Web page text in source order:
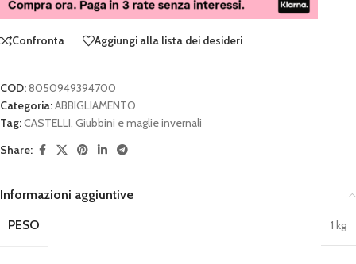
Confronta Aggiungi alla lista dei desideri
COD:8050949394700
Categoria:ABBIGLIAMENTO
Tag:CASTELLI, Giubbini e maglie invernali
Share:
Informazioni aggiuntive
PESO
1 kg